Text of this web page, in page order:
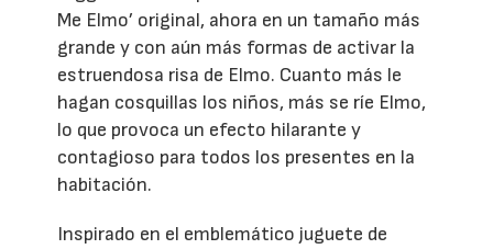
Me Elmo’ original, ahora en un tamaño más
grande y con aún más formas de activar la
estruendosa risa de Elmo. Cuanto más le
hagan cosquillas los niños, más se ríe Elmo,
lo que provoca un efecto hilarante y
contagioso para todos los presentes en la
habitación.
Inspirado en el emblemático juguete de